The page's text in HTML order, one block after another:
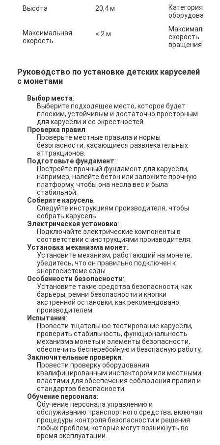
Домой
Продукты
О нас
Экскурсия по заводу
Контроль качества
Свяжитесь с нами
Новости
Запросите цитату
Игрушечная машина с когтями
машина конфеты хлопка
игровая машина для ударения молотком
Аркадная баскетбольная машина
Высота 20,4 м
Категория
оборудования
Максимальная
скорость.
< 2 м
Максимальная
скорость
вращения
Руководство по установке детских каруселей
с монетами
Выбор места:
Выберите подходящее место, которое будет
плоским, устойчивым и достаточно просторным
для карусели и ее окрестностей.
Проверка правил:
Проверьте местные правила и нормы
безопасности, касающиеся развлекательных
аттракционов.
Подготовьте фундамент:
Постройте прочный фундамент для карусели,
например, налейте бетон или заложите прочную
платформу, чтобы она несла вес и была
стабильной.
Соберите карусель:
Следуйте инструкциям производителя, чтобы
собрать карусель.
Электрическая установка:
Подключайте электрические компоненты в
соответствии с инструкциями производителя.
Установка механизма монет:
Установите механизм, работающий на монете,
убедитесь, что он правильно подключен к
энергосистеме езды.
Особенности безопасности:
Установите такие средства безопасности, как
барьеры, ремни безопасности и кнопки
экстренной остановки, как рекомендовано
производителем.
Испытания:
Провести тщательное тестирование карусели,
проверить стабильность, функциональность
механизма монеты и элементы безопасности,
обеспечить бесперебойную и безопасную работу.
Заключительные проверки:
Провести проверку оборудования
квалифицированным инспектором или местными
властями для обеспечения соблюдения правил и
стандартов безопасности.
Обучение персонала:
Обучение персонала управлению и
обслуживанию транспортного средства, включая
процедуры контроля безопасности и решения
любых проблем, которые могут возникнуть во
время эксплуатации.